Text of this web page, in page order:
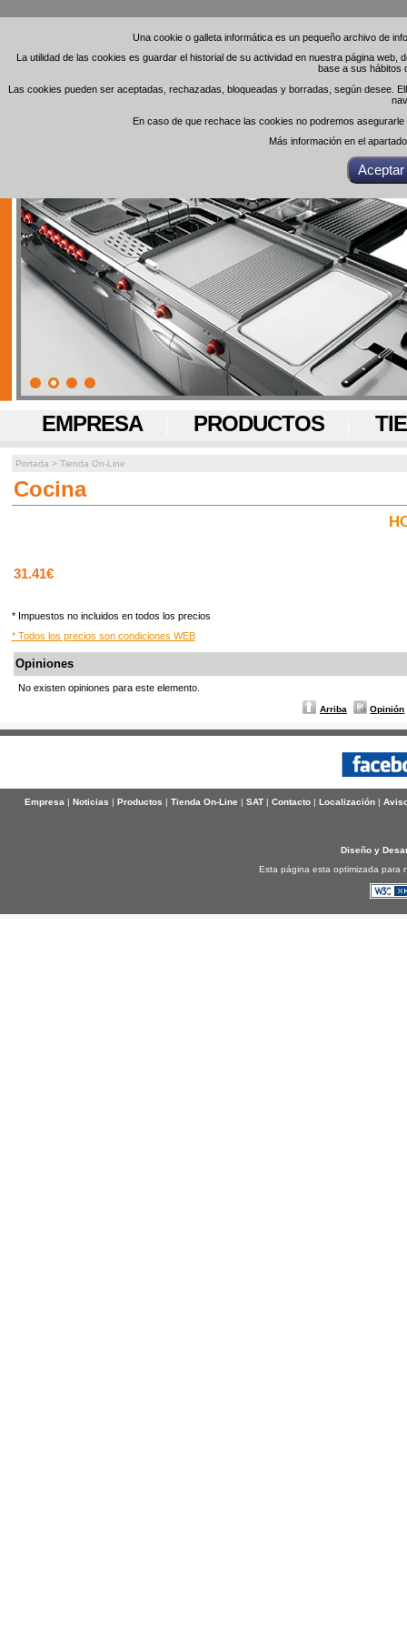
Una cookie o galleta informática es un pequeño archivo de
La utilidad de las cookies es guardar el historial de su actividad en nuestra página
base a sus hábitos
Las cookies pueden ser aceptadas, rechazadas, bloqueadas y borradas, según desee.
En caso de que rechace las cookies no podremos
Más información en el
Una cookie o galleta informática es un pequeño archivo de
La utilidad de las cookies es guardar el historial de su actividad en nuestra página
base a sus hábitos
Las cookies pueden ser aceptadas, rechazadas, bloqueadas y borradas, según desee.
En caso de que rechace las cookies no podremos
Más información en el
EMPRESA PRODUCTOS
Portada > Tienda On-Line
Cocina
31.41€
* Impuestos no incluidos en todos los precios
* Todos los precios son condiciones WEB
Opiniones
No existen opiniones para este elemento.
Arriba Opinión
Empresa| Noticias | Productos | Tienda On-Line | SAT| Contacto| Localización|
Diseño y
Esta página esta optimizada para